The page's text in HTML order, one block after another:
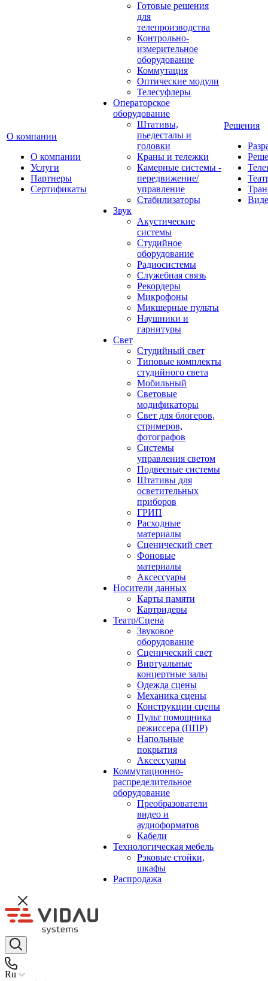
О компании
О компании
Услуги
Партнеры
Сертификаты
Готовые решения
для
телепроизводства
Контрольно-
измерительное
оборудование
Коммутация
Оптические модули
Телесуфлеры
Операторское
оборудование
Штативы,
пьедесталы и
головки
Краны и тележки
Камерные системы -
передвижение/
управление
Стабилизаторы
Звук
Акустические
системы
Студийное
оборудование
Радиосистемы
Служебная связь
Рекордеры
Микрофоны
Микшерные пульты
Наушники и
гарнитуры
Свет
Студийный свет
Типовые комплекты
студийного света
Мобильный
Световые
модификаторы
Свет для блогеров,
стримеров,
фотографов
Системы
управления светом
Подвесные системы
Штативы для
осветительных
приборов
ГРИП
Расходные
материалы
Сценический свет
Фоновые
материалы
Аксессуары
Носители данных
Карты памяти
Картридеры
Театр/Сцена
Звуковое
оборудование
Сценический свет
Виртуальные
концертные залы
Одежда сцены
Механика сцены
Конструкции сцены
Пульт помощника
режиссера (ППР)
Напольные
покрытия
Аксессуары
Коммутационно-
распределительное
оборудование
Преобразователи
видео и
аудиоформатов
Кабели
Технологическая мебель
Рэковые стойки,
шкафы
Распродажа
Решения
Ru